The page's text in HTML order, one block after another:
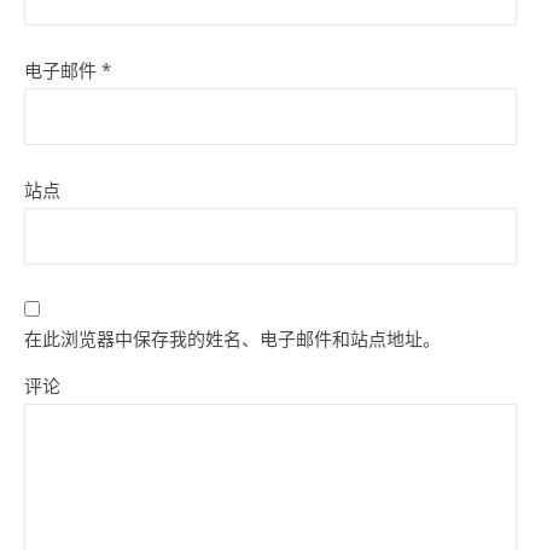
电子邮件 *
站点
在此浏览器中保存我的姓名、电子邮件和站点地址。
评论